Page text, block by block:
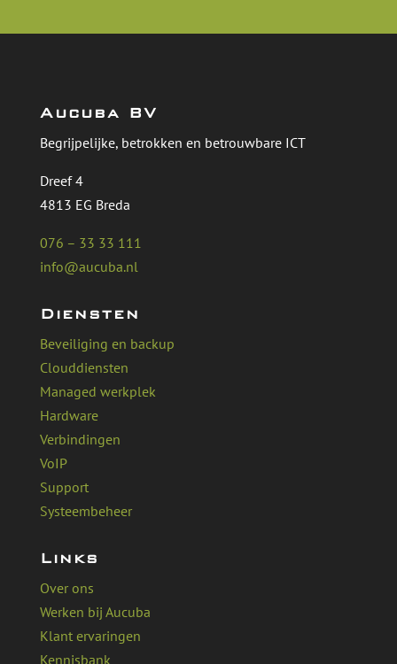
Aucuba BV
Begrijpelijke, betrokken en betrouwbare ICT
Dreef 4
4813 EG Breda
076 – 33 33 111
info@aucuba.nl
Diensten
Beveiliging en backup
Clouddiensten
Managed werkplek
Hardware
Verbindingen
VoIP
Support
Systeembeheer
Links
Over ons
Werken bij Aucuba
Klant ervaringen
Kennisbank